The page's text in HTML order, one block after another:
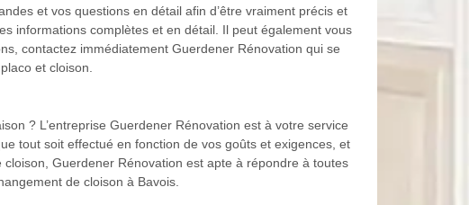
et vos questions en détail afin d’être vraiment précis et
informations complètes et en détail. Il peut également vous
contactez immédiatement Guerdener Rénovation qui se
et cloison.
? L’entreprise Guerdener Rénovation est à votre service
tout soit effectué en fonction de vos goûts et exigences, et
Guerdener Rénovation est apte à répondre à toutes
de cloison à Bavois.